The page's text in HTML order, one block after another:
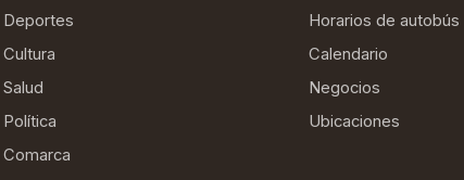
Deportes
Cultura
Salud
Política
Comarca
Horarios de autobús
Calendario
Negocios
Ubicaciones